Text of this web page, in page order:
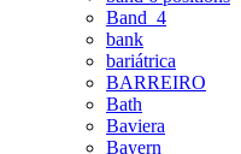
Band_4
bank
bariátrica
BARREIRO
Bath
Baviera
Bayern